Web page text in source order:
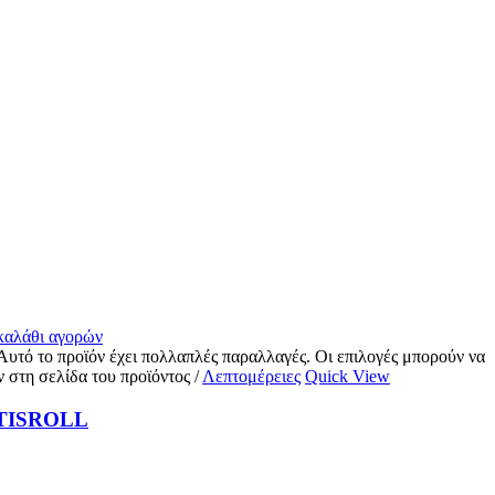
αγορών
το προϊόν έχει πολλαπλές παραλλαγές. Οι επιλογές μπορούν να
στη σελίδα του προϊόντος / Λεπτομέρειες Quick View